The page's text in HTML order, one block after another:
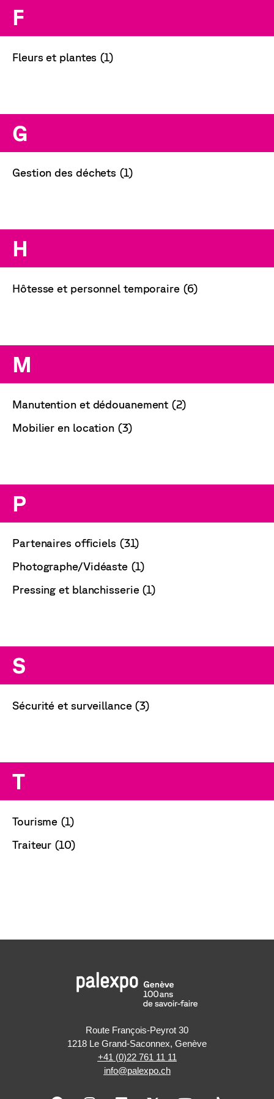
F
Fleurs et plantes (1)
G
Gestion des déchets (1)
H
Hôtesse et personnel temporaire (6)
M
Manutention et dédouanement (2)
Mobilier en location (3)
P
Partenaires officiels (31)
Photographe/Vidéaste (1)
Pressing et blanchisserie (1)
S
Sécurité et surveillance (3)
T
Tourisme (1)
Traiteur (10)
Route François-Peyrot 30
1218 Le Grand-Saconnex, Genève
+41 (0)22 761 11 11
info@palexpo.ch
F
I
L
X
Y